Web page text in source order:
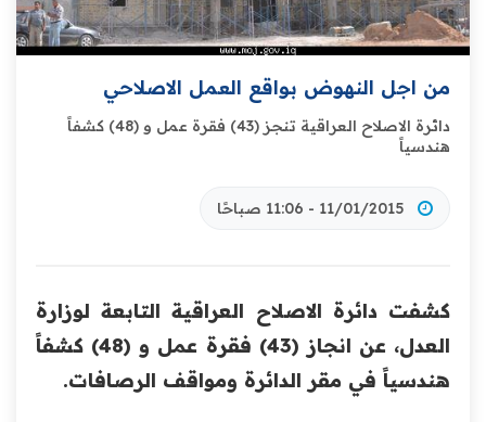
من اجل النهوض بواقع العمل الاصلاحي
دائرة الاصلاح العراقية تنجز (43) فقرة عمل و (48) كشفاً
هندسياً
11/01/2015 - 11:06 صباحًا
كشفت دائرة الاصلاح العراقية التابعة لوزارة
العدل، عن انجاز (43) فقرة عمل و (48) كشفاً
هندسياً في مقر الدائرة ومواقف الرصافات.